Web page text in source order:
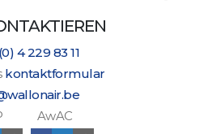
4 229 83 11
kontaktformular
AwAC